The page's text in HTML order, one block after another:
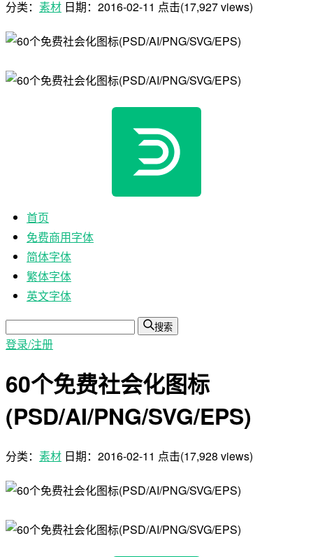
分类： 素材 日期： 2016-02-11 点击(17,927 views)
首页
免费商用字体
简体字体
繁体字体
英文字体
搜索
登录/注册
60个免费社会化图标
(PSD/AI/PNG/SVG/EPS)
分类： 素材 日期： 2016-02-11 点击(17,928 views)